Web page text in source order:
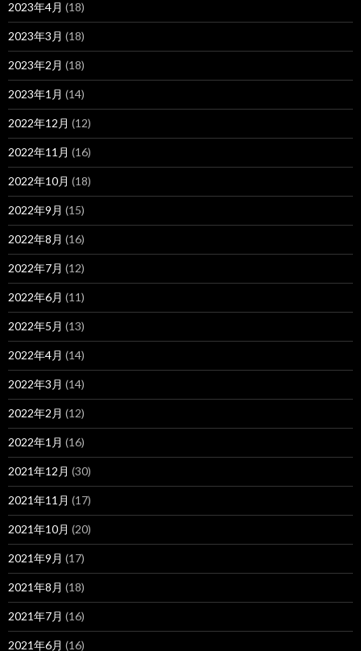
2023年4月 (18)
2023年3月 (18)
2023年2月 (18)
2023年1月 (14)
2022年12月 (12)
2022年11月 (16)
2022年10月 (18)
2022年9月 (15)
2022年8月 (16)
2022年7月 (12)
2022年6月 (11)
2022年5月 (13)
2022年4月 (14)
2022年3月 (14)
2022年2月 (12)
2022年1月 (16)
2021年12月 (30)
2021年11月 (17)
2021年10月 (20)
2021年9月 (17)
2021年8月 (18)
2021年7月 (16)
2021年6月 (16)